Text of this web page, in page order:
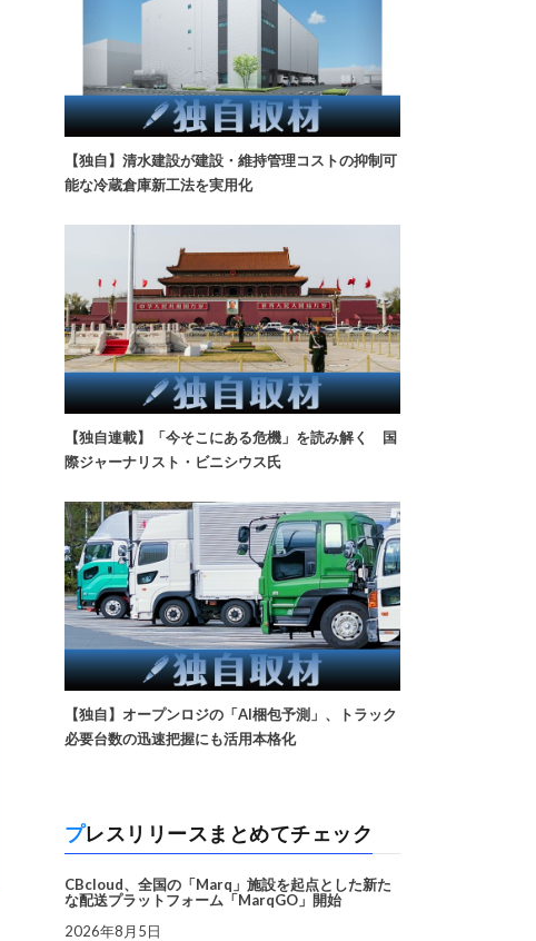
【独自】清水建設が建設・維持管理コストの抑制可
能な冷蔵倉庫新工法を実用化
【独自連載】「今そこにある危機」を読み解く 国
際ジャーナリスト・ビニシウス氏
【独自】オープンロジの「AI梱包予測」、トラック
必要台数の迅速把握にも活用本格化
プレスリリースまとめてチェック
CBcloud、全国の「Marq」施設を起点とした新た
な配送プラットフォーム「MarqGO」開始
2026年8月5日